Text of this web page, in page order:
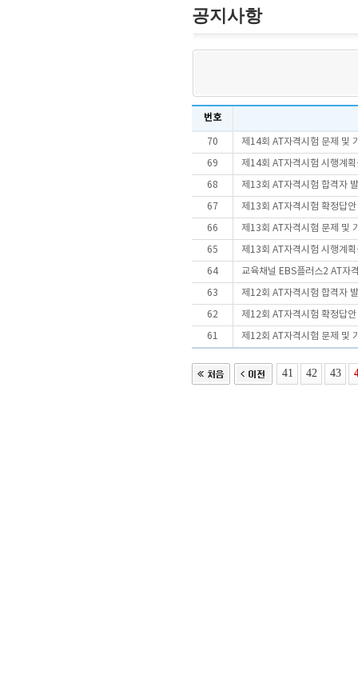
공지사항
번호
70 제14회 AT자격시험 문제 및
69 제14회 AT자격시험 시행계
68 제13회 AT자격시험 합격자
67 제13회 AT자격시험 확정답
66 제13회 AT자격시험 문제 및
65 제13회 AT자격시험 시행계
64 교육채널 EBS플러스2 AT자
63 제12회 AT자격시험 합격자
62 제12회 AT자격시험 확정답
61 제12회 AT자격시험 문제 및
41 42 43